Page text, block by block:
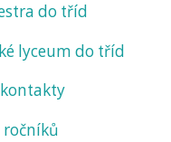
do tříd
lyceum do tříd